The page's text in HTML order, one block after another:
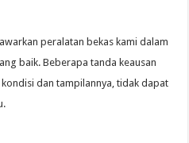
peralatan bekas kami dalam
baik. Beberapa tanda keausan
dan tampilannya, tidak dapat